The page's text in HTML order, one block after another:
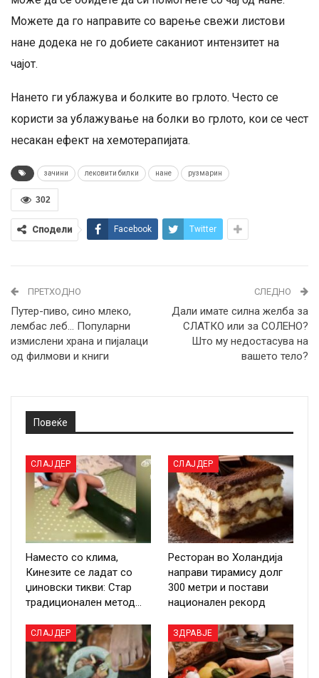
Можете да го направите со варење свежи листови
нане додека не го добиете саканиот интензитет на
чајот.
Нането ги ублажува и болките во грлото. Често се
користи за ублажување на болки во грлото, кои се чест
несакан ефект на хемотерапијата.
зачини лековити билки нане рузмарин
302
Сподели Facebook Twitter
ПРЕТХОДНО
Путер-пиво, сино млеко,
лембас леб… Популарни
измислени храна и пијалаци
од филмови и книги
СЛЕДНО
Дали имате силна желба за
СЛАТКО или за СОЛЕНО?
Што му недостасува на
вашето тело?
Повеќе
СЛАЈДЕР
Наместо со клима,
Кинезите се ладат со
џиновски тикви: Стар
традиционален метод…
СЛАЈДЕР
Ресторан во Холандија
направи тирамису долг
300 метри и постави
национален рекорд
СЛАЈДЕР ЗДРАВЈЕ